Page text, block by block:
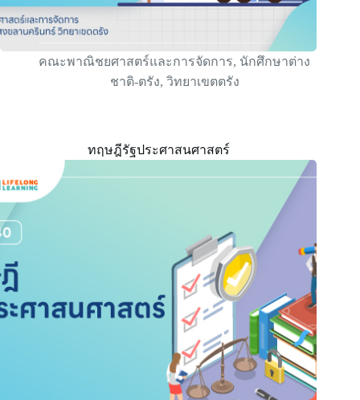
คณะพาณิชยศาสตร์และการจัดการ, นักศึกษาต่าง
ชาติ-ตรัง, วิทยาเขตตรัง
ทฤษฎีรัฐประศาสนศาสตร์